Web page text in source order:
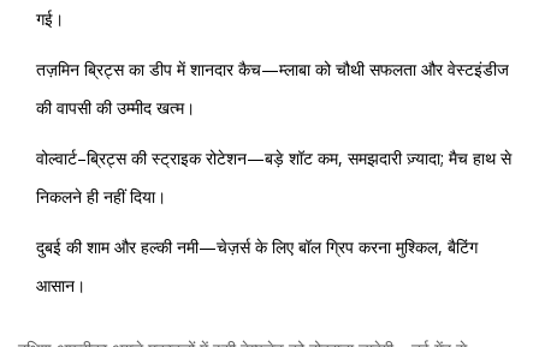
गई।
तज़मिन ब्रिट्स का डीप में शानदार कैच—म्लाबा को चौथी सफलता और वेस्टइंडीज
की वापसी की उम्मीद खत्म।
वोल्वार्ट–ब्रिट्स की स्ट्राइक रोटेशन—बड़े शॉट कम, समझदारी ज़्यादा; मैच हाथ से
निकलने ही नहीं दिया।
दुबई की शाम और हल्की नमी—चेज़र्स के लिए बॉल ग्रिप करना मुश्किल, बैटिंग
आसान।